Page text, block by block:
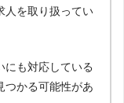
人を取り扱ってい
にも対応している
つかる可能性があ